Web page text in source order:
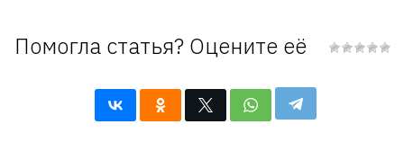
Помогла статья? Оцените её